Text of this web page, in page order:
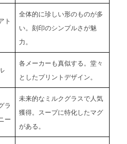
ト
全体的に珍しい形のものが多
い。刻印のシンプルさが魅
力。
各メーカーも真似する。堂々
としたプリントデザイン。
ラ
ー
未来的なミルクグラスで人気
獲得。スープに特化したマグ
がある。